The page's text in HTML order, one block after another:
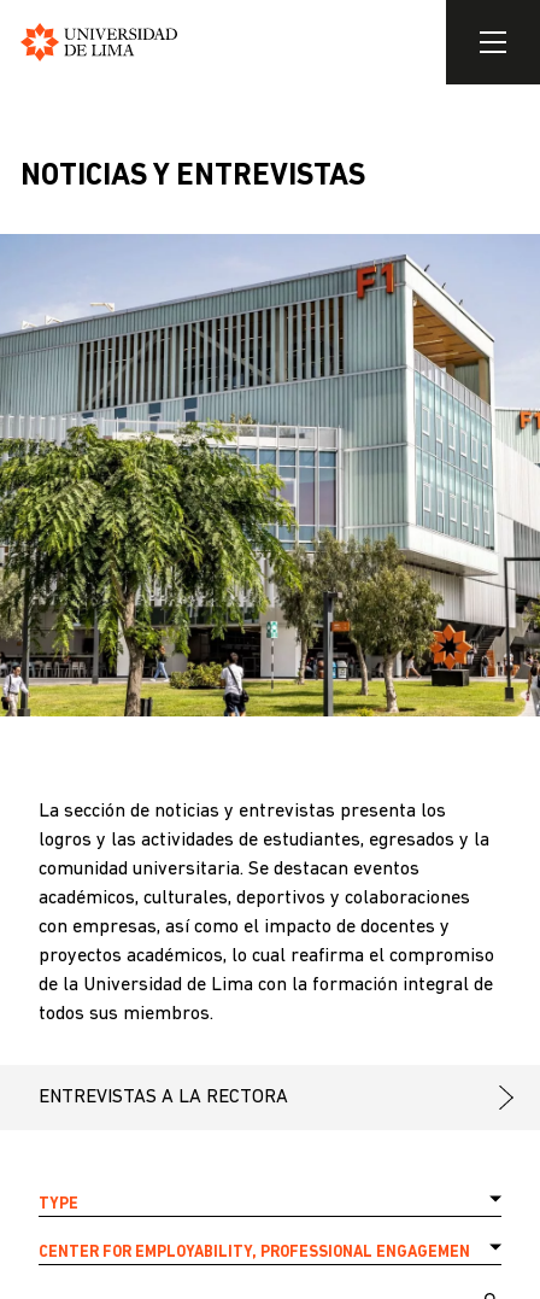
mainBREADCRUMB
NOTICIAS Y ENTREVISTAS
La sección de noticias y entrevistas presenta los
logros y las actividades de estudiantes, egresados y la
comunidad universitaria. Se destacan eventos
académicos, culturales, deportivos y colaboraciones
con empresas, así como el impacto de docentes y
proyectos académicos, lo cual reafirma el compromiso
de la Universidad de Lima con la formación integral de
todos sus miembros.
ENTREVISTAS A LA RECTORA
TYPE
CENTER FOR EMPLOYABILITY, PROFESSIONAL ENGAGEMENT, AND